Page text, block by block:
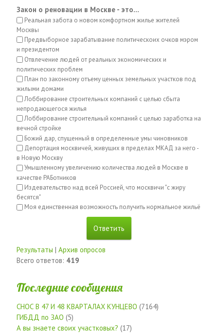
Закон о реновации в Москве - это...
Реальная забота о новом комфортном жилье жителей
Москвы
Предвыборное зарабатывание политическоих очков мэром
и президентом
Отвлечение людей от реальных экономических и
политических проблем
План по законному отъему ценных земельных участков под
жилыми домами
Лоббирование строительных компаний с целью сбыта
непродающегося жилья
Лоббирование строительный компаний с целью заработка на
вечной стройке
Божий дар, спущенный в определенные умы чиновников
Депортация москвичей, живущих в пределах МКАД за него -
в Новую Москву
Умышленному увеличению количества людей в Москве в
качестве РАБотников
Издевательство над всей Россией, что москвичи "с жиру
бесятся"
Моя единственная возможность получить нормальное жильё
Результаты | Архив опросов
Всего ответов: 419
Последние сообщения
СНОС В 47 И 48 КВАРТАЛАХ КУНЦЕВО (7164)
ГИБДД по ЗАО (5)
А вы знаете своих участковых? (17)